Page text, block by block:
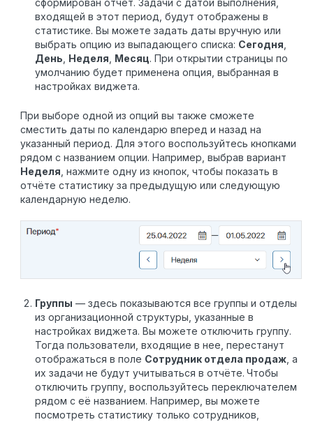
входящей в этот период, будут отображены в
статистике. Вы можете задать даты вручную или
выбрать опцию из выпадающего списка: Сегодня
День Неделя Месяц. При открытии страницы по
умолчанию будет применена опция, выбранная в
настройках виджета.
При выборе одной из опций вы также сможете
сместить даты по календарю вперед и назад на
указанный период. Для этого воспользуйтесь кнопками
рядом с названием опции. Например, выбрав вариант
Неделя , нажмите одну из кнопок, чтобы показать в
отчёте статистику за предыдущую или следующую
календарную неделю.
Группы — здесь показываются все группы и отделы
из организационной структуры, указанные в
настройках виджета. Вы можете отключить группу.
Тогда пользователи, входящие в нее, перестанут
отображаться в поле Сотрудник отдела продаж , а
их задачи не будут учитываться в отчёте. Чтобы
отключить группу, воспользуйтесь переключателем
рядом с её названием. Например, вы можете
посмотреть статистику только сотрудников,